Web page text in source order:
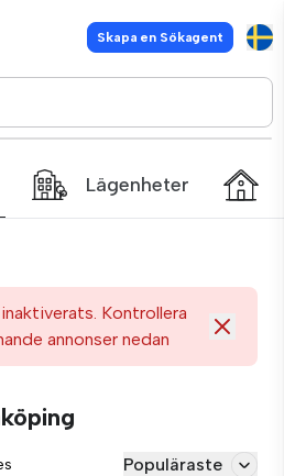
Skapa en Sökagent
Lägenheter
inaktiverats. Kontrollera
annonser nedan
Populäraste